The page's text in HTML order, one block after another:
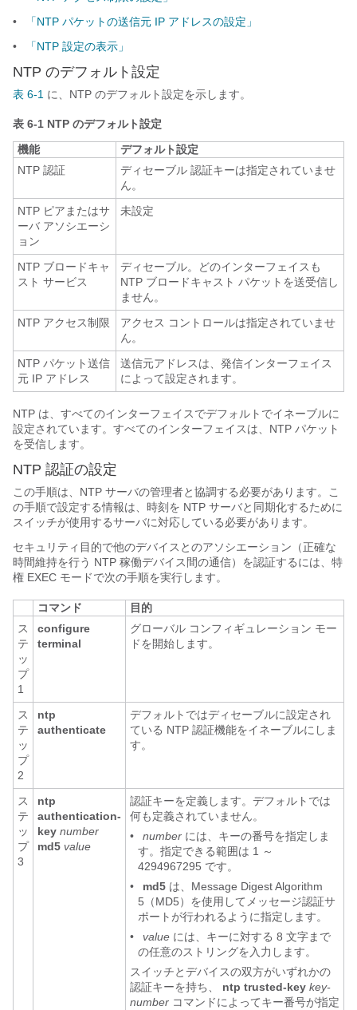
•
「NTP パケットの送信元 IP アドレスの設定」
•
「NTP 設定の表示」
NTP のデフォルト設定
表 6-1 に、NTP のデフォルト設定を示します。
表 6-1 NTP のデフォルト設定
機能
デフォルト設定
NTP 認証
ディセーブル 認証キーは指定されていませ
ん。
NTP ピアまたはサ
ーバ アソシエーシ
ョン
未設定
NTP ブロードキャ
スト サービス
ディセーブル。どのインターフェイスも
NTP ブロードキャスト パケットを送受信し
ません。
NTP アクセス制限
アクセス コントロールは指定されていませ
ん。
NTP パケット送信
元 IP アドレス
送信元アドレスは、発信インターフェイス
によって設定されます。
NTP は、すべてのインターフェイスでデフォルトでイネーブルに
設定されています。すべてのインターフェイスは、NTP パケット
を受信します。
NTP 認証の設定
この手順は、NTP サーバの管理者と協調する必要があります。こ
の手順で設定する情報は、時刻を NTP サーバと同期化するために
スイッチが使用するサーバに対応している必要があります。
セキュリティ目的で他のデバイスとのアソシエーション（正確な
時間維持を行う NTP 稼働デバイス間の通信）を認証するには、特
権 EXEC モードで次の手順を実行します。
コマンド
目的
ス
テ
ッ
プ
1
configure
terminal
グローバル コンフィギュレーション モー
ドを開始します。
ス
テ
ッ
プ
2
ntp
authenticate
デフォルトではディセーブルに設定され
ている NTP 認証機能をイネーブルにしま
す。
ス
テ
ッ
プ
3
ntp
authentication-
key number
md5 value
認証キーを定義します。デフォルトでは
何も定義されていません。
•
number には、キーの番号を指定しま
す。指定できる範囲は 1 ～
4294967295 です。
•
md5 は、Message Digest Algorithm
5（MD5）を使用してメッセージ認証サ
ポートが行われるように指定します。
•
value には、キーに対する 8 文字まで
の任意のストリングを入力します。
スイッチとデバイスの双方がいずれかの
認証キーを持ち、
ntp trusted-key key-
number コマンドによってキー番号が指定